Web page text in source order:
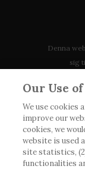
Denna
sig
tillgänglig
att vi
process,
Our Use
We use cookies
improve our
cookies, we
website is used
site statistics,
functionalities